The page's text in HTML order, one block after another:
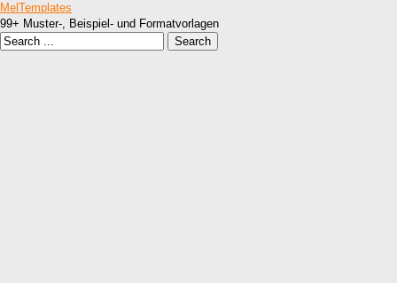
MelTemplates
99+ Muster-, Beispiel- und Formatvorlagen